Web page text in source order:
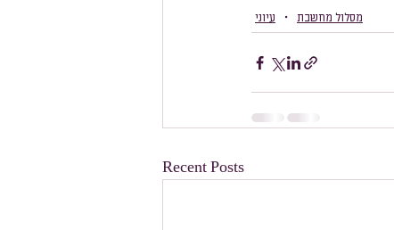
עיוני מסלול מחשבת
Recent Posts